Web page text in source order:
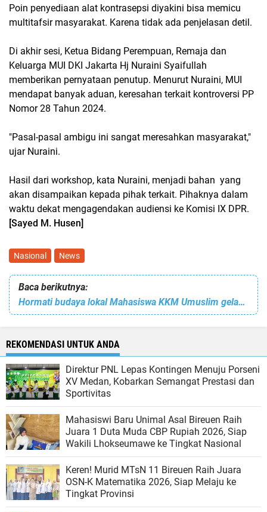
Poin penyediaan alat kontrasepsi diyakini bisa memicu
multitafsir masyarakat. Karena tidak ada penjelasan detil.
Di akhir sesi, Ketua Bidang Perempuan, Remaja dan
Keluarga MUI DKI Jakarta Hj Nuraini Syaifullah
memberikan pernyataan penutup. Menurut Nuraini, MUI
mendapat banyak aduan, keresahan terkait kontroversi PP
Nomor 28 Tahun 2024.
"Pasal-pasal ambigu ini sangat meresahkan masyarakat,"
ujar Nuraini.
Hasil dari workshop, kata Nuraini, menjadi bahan yang
akan disampaikan kepada pihak terkait. Pihaknya dalam
waktu dekat mengagendakan audiensi ke Komisi IX DPR.
[Sayed M. Husen]
Nasional News
Baca berikutnya:
Hormati budaya lokal Mahasiswa KKM Umuslim gelar Kuda Kepang
REKOMENDASI UNTUK ANDA
Direktur PNL Lepas Kontingen Menuju Porseni
XV Medan, Kobarkan Semangat Prestasi dan
Sportivitas
Mahasiswi Baru Unimal Asal Bireuen Raih
Juara 1 Duta Muda CBP Rupiah 2026, Siap
Wakili Lhokseumawe ke Tingkat Nasional
Keren! Murid MTsN 11 Bireuen Raih Juara
OSN-K Matematika 2026, Siap Melaju ke
Tingkat Provinsi